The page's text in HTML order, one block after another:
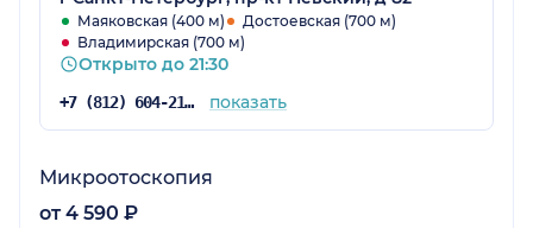
бесплатно наблюдают на протяжении 3-х
месяцев. Также при каждом посещении не
сидишь в очереди вообще! В клинике очень
чисто, предлагают чай, кофе, воду.
Маяковская (400 м)
Достоевская (700 м)
Владимирская (700 м)
Открыто до 21:30
+7 (812) 604-21-60 показать
Микроотоскопия
от 4 590 ₽